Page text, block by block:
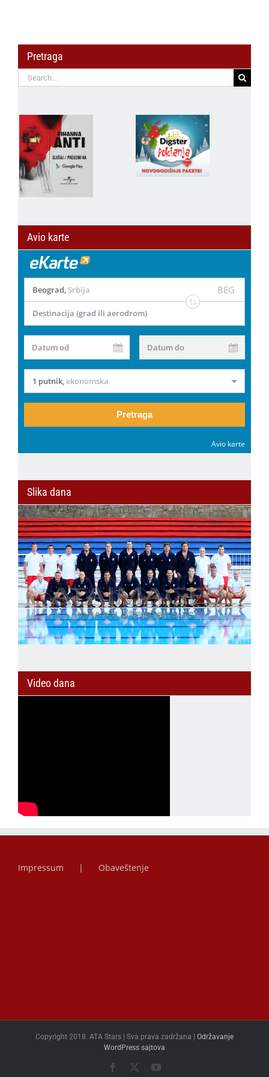
Pretraga
Search
for:
Avio karte
Beograd, Srbija BEG
Destinacija (grad ili aerodrom)
Datum od Datum do
1 putnik,ekonomska
Pretraga
Avio karte
Slika dana
Video dana
Impressum Obaveštenje
Copyright 2018. ATA Stars | Sva prava zadržana | Održavanje
WordPress sajtova
Facebook YouTube